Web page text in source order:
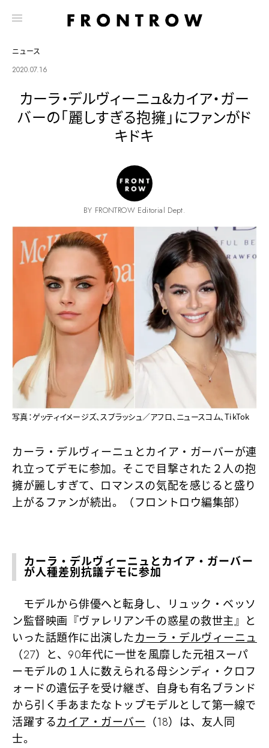
ニュース
2020.07.16
カーラ・デルヴィーニュ&カイア・ガー
バーの「麗しすぎる抱擁」にファンがド
キドキ
BY FRONTROW Editorial Dept.
写真：ゲッティイメージズ、スプラッシュ／アフロ、ニュースコム、TikTok
カーラ・デルヴィーニュとカイア・ガーバーが連
れ立ってデモに参加。そこで目撃された２人の抱
擁が麗しすぎて、ロマンスの気配を感じると盛り
上がるファンが続出。（フロントロウ編集部）
カーラ・デルヴィーニュとカイア・ガーバー
が人種差別抗議デモに参加
モデルから俳優へと転身し、リュック・ベッソ
ン監督映画『ヴァレリアン千の惑星の救世主』と
いった話題作に出演したカーラ・デルヴィーニュ
（27）と、90年代に一世を風靡した元祖スーパ
ーモデルの１人に数えられる母シンディ・クロフ
ォードの遺伝子を受け継ぎ、自身も有名ブランド
から引く手あまたなトップモデルとして第一線で
活躍するカイア・ガーバー（18）は、友人同
士。